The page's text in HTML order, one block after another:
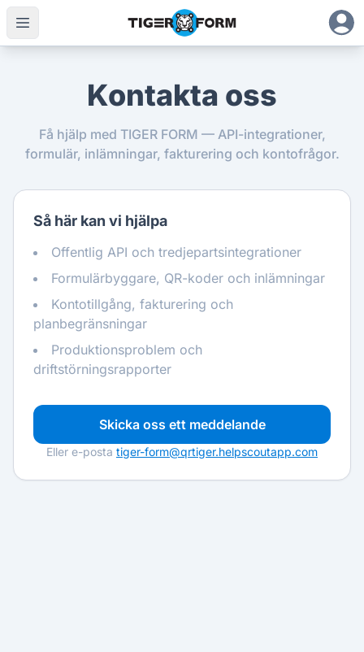
Kontakta oss
Få hjälp med TIGER FORM — API-integrationer,
formulär, inlämningar, fakturering och kontofrågor.
Så här kan vi hjälpa
Offentlig API och tredjepartsintegrationer
Formulärbyggare, QR-koder och inlämningar
Kontotillgång, fakturering och
planbegränsningar
Produktionsproblem och
driftstörningsrapporter
Skicka oss ett meddelande
Eller e-posta tiger-form@qrtiger.helpscoutapp.com